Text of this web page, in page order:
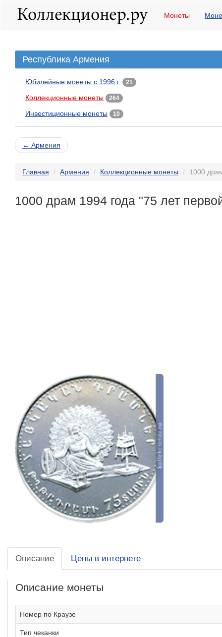
Монеты
Республика Армения
Юбилейные монеты с 1996 г. 21
Коллекционные монеты 264
Инвестиционные монеты 10
← Армения
Главная Армения Коллекционные монеты 1000
1000 драм 1994 года "75 лет
Описание Цены в интернете
Описание монеты
Номер по Краузе
Тип чеканки